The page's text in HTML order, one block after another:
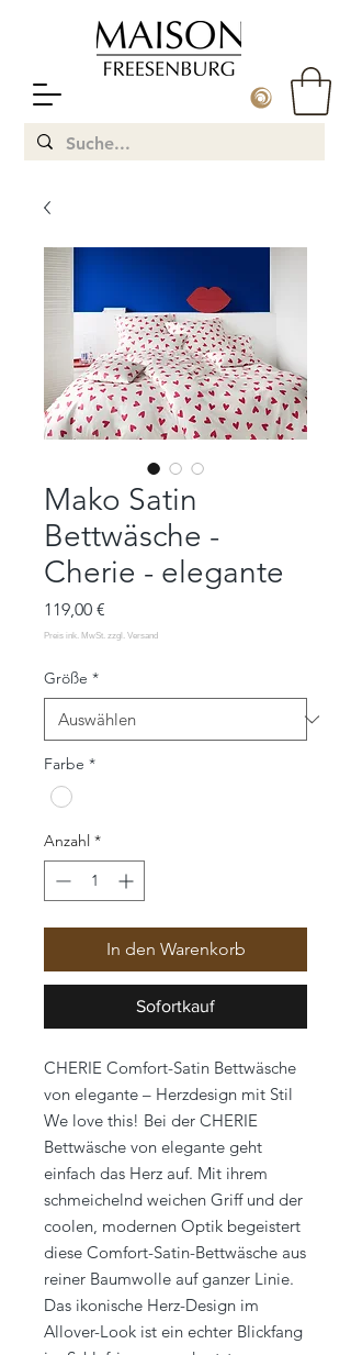
Mako Satin
Bettwäsche -
Cherie - elegante
119,00 €
Größe *
Farbe *
Anzahl *
In den Warenkorb
Sofortkauf
CHERIE Comfort-Satin Bettwäsche
von elegante – Herzdesign mit Stil
We love this! Bei der CHERIE
Bettwäsche von elegante geht
einfach das Herz auf. Mit ihrem
schmeichelnd weichen Griff und der
coolen, modernen Optik begeistert
diese Comfort-Satin-Bettwäsche aus
reiner Baumwolle auf ganzer Linie.
Das ikonische Herz-Design im
Allover-Look ist ein echter Blickfang